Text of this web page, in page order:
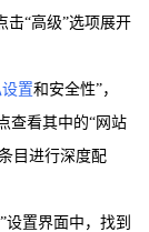
击“高级”选项展开
置和安全性”，
查看其中的“网站
目进行深度配
设置界面中，找到